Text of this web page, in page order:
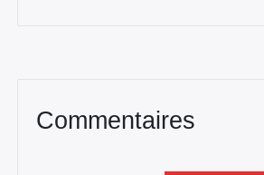
Commentaires